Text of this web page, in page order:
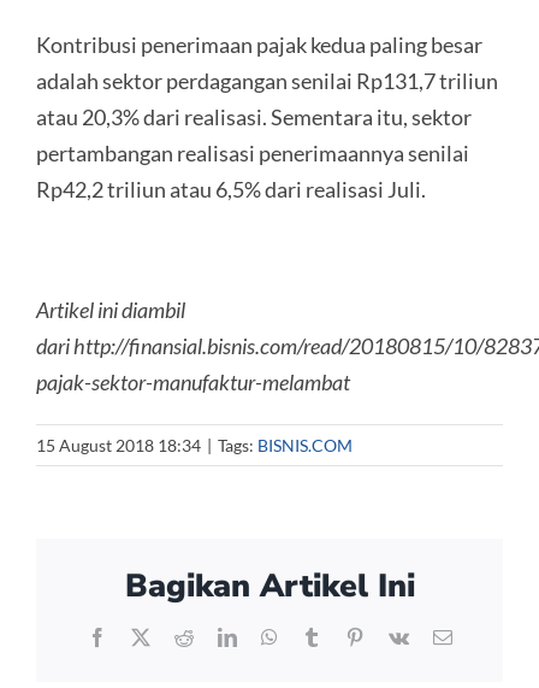
Kontribusi penerimaan pajak kedua paling besar
adalah sektor perdagangan senilai Rp131,7 triliun
atau 20,3% dari realisasi. Sementara itu, sektor
pertambangan realisasi penerimaannya senilai
Rp42,2 triliun atau 6,5% dari realisasi Juli.
Artikel ini diambil
dari http://finansial.bisnis.com/read/20180815/10/
pajak-sektor-manufaktur-melambat
15 August 2018 18:34 | Tags: BISNIS.COM
Bagikan Artikel Ini
Facebook
X RedditLinkedInWhatsApp
TumblrPinterest
Vk Email